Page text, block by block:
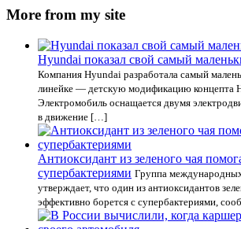
More from my site
Hyundai показал свой самый
Компания Hyundai разработала самый
линейке — детскую модификацию концепта
Электромобиль оснащается двумя
в движение […]
Антиоксидант из зеленого чая
супербактериями Группа
утверждает, что один из антиоксидантов
эффективно борется с супербактериями,